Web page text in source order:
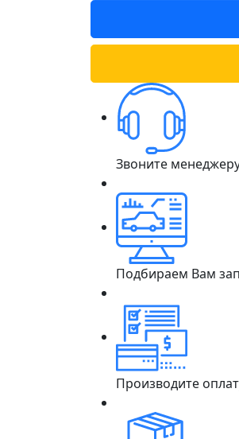
Звоните
Подбираем Вам
Производите